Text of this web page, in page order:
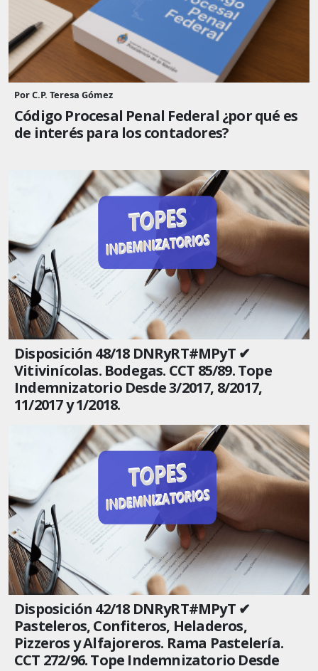
Por C.P. Teresa Gómez
Código Procesal Penal Federal ¿por qué es
de interés para los contadores?
Disposición 48/18 DNRyRT#MPyT ✔
Vitivinícolas. Bodegas. CCT 85/89. Tope
Indemnizatorio Desde 3/2017, 8/2017,
11/2017 y 1/2018.
Disposición 42/18 DNRyRT#MPyT ✔
Pasteleros, Confiteros, Heladeros,
Pizzeros y Alfajoreros. Rama Pastelería.
CCT 272/96. Tope Indemnizatorio Desde